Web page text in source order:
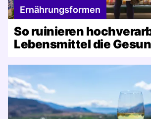
Ernährungsformen
So ruinieren
Lebensmittel die